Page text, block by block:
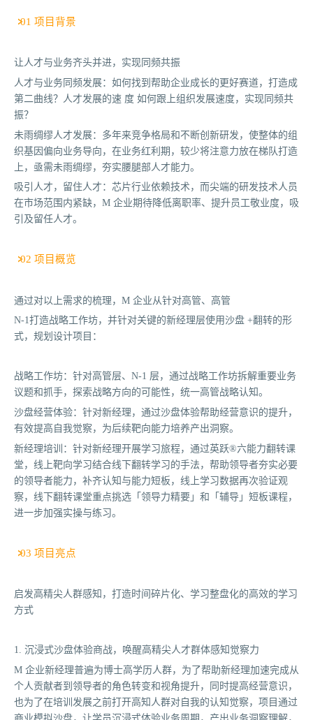
01 项目背景
让人才与业务齐头并进，实现同频共振
人才与业务同频发展：如何找到帮助企业成长的更好赛道，打造成
第二曲线？人才发展的速 度 如何跟上组织发展速度，实现同频共
振？
未雨绸缪人才发展：多年来竞争格局和不断创新研发，使整体的组
织基因偏向业务导向，在业务红利期，较少将注意力放在梯队打造
上，亟需未雨绸缪，夯实腰腿部人才能力。
吸引人才，留住人才：芯片行业依赖技术，而尖端的研发技术人员
在市场范围内紧缺，M 企业期待降低离职率、提升员工敬业度，吸
引及留任人才。
02 项目概览
通过对以上需求的梳理，M 企业从针对高管、高管
N-1打造战略工作坊，并针对关键的新经理层使用沙盘 +翻转的形
式，规划设计项目：
战略工作坊：针对高管层、N-1 层，通过战略工作坊拆解重要业务
议题和抓手，探索战略方向的可能性，统一高管战略认知。
沙盘经营体验：针对新经理，通过沙盘体验帮助经营意识的提升，
有效提高自我觉察，为后续靶向能力培养产出洞察。
新经理培训：针对新经理开展学习旅程，通过英跃®六能力翻转课
堂，线上靶向学习结合线下翻转学习的手法，帮助领导者夯实必要
的领导者能力，补齐认知与能力短板，线上学习数据再次验证观
察，线下翻转课堂重点挑选「领导力精要」和「辅导」短板课程，
进一步加强实操与练习。
03 项目亮点
启发高精尖人群感知，打造时间碎片化、学习整盘化的高效的学习
方式
1. 沉浸式沙盘体验商战，唤醒高精尖人才群体感知觉察力
M 企业新经理普遍为博士高学历人群，为了帮助新经理加速完成从
个人贡献者到领导者的角色转变和视角提升，同时提高经营意识，
也为了在培训发展之前打开高知人群对自我的认知觉察，项目通过